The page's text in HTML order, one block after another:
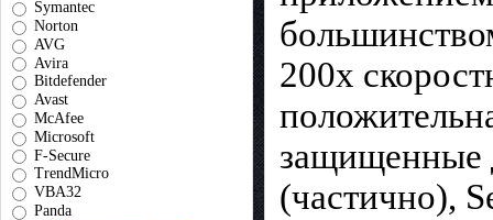
Symantec
Norton
AVG
Avira
Bitdefender
Avast
McAfee
Microsoft
F-Secure
TrendMicro
VBA32
Panda
200х
защищенные
(частично),